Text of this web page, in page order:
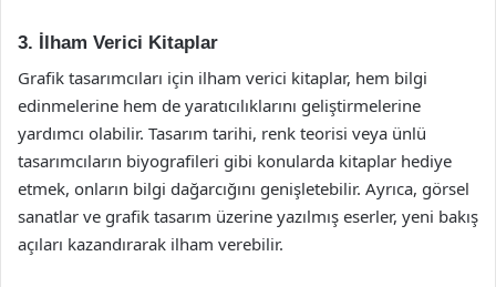
3. İlham Verici Kitaplar
Grafik tasarımcıları için ilham verici kitaplar, hem bilgi
edinmelerine hem de yaratıcılıklarını geliştirmelerine
yardımcı olabilir. Tasarım tarihi, renk teorisi veya ünlü
tasarımcıların biyografileri gibi konularda kitaplar hediye
etmek, onların bilgi dağarcığını genişletebilir. Ayrıca, görsel
sanatlar ve grafik tasarım üzerine yazılmış eserler, yeni bakış
açıları kazandırarak ilham verebilir.